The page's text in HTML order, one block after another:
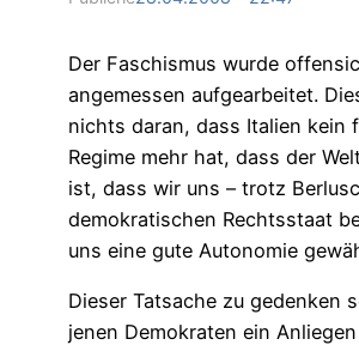
Der Faschismus wurde
angemessen aufgearbeitet.
nichts daran, dass Italien kein
Regime mehr hat, dass der
ist, dass wir uns – trotz
demokratischen Rechtsstaat
uns eine gute Autonomie
Dieser Tatsache zu gedenken
jenen Demokraten ein